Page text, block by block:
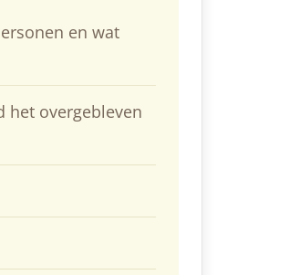
en wat
het overgebleven